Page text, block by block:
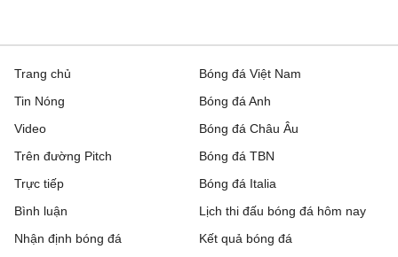
Trang chủ
Tin Nóng
Video
Trên đường Pitch
Trực tiếp
Bóng đá Việt Nam
Bóng đá Anh
Bóng đá Châu Âu
Bóng đá TBN
Bóng đá Italia
Bình luận
Nhận định bóng đá
Lịch thi đấu bóng đá hôm nay
Kết quả bóng đá